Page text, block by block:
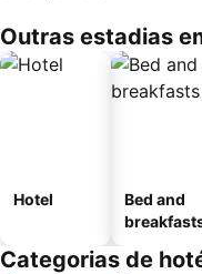
Outras estadias
Hotel
Bed and
Categorias de